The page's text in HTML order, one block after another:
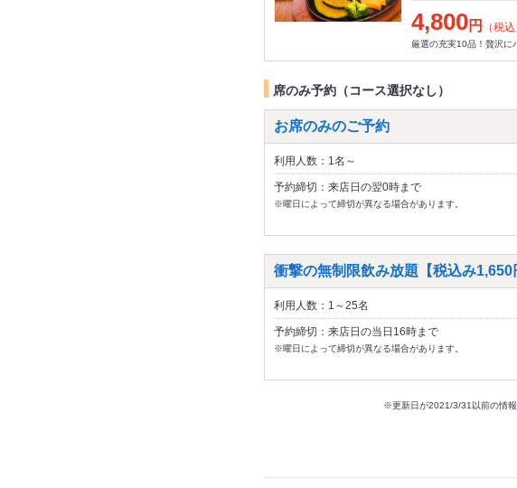
4,800円 （税込
厳選の充実10品！贅沢に
席のみ予約（コース選択なし）
お席のみのご予約
利用人数：1名～
予約締切：来店日の翌0時まで
※曜日によって締切が異なる場合があります。
衝撃の無制限飲み放題【税込み1,650
利用人数：1～25名
予約締切：来店日の当日16時まで
※曜日によって締切が異なる場合があります。
※更新日が2021/3/31以前の情報